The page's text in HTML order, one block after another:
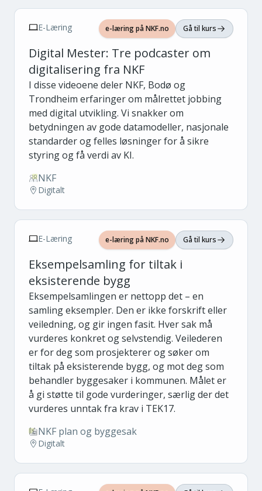
E-Læring e-læring på NKF.no Gå til kurs
Digital Mester: Tre podcaster om
digitalisering fra NKF
I disse videoene deler NKF, Bodø og
Trondheim erfaringer om målrettet jobbing
med digital utvikling. Vi snakker om
betydningen av gode datamodeller, nasjonale
standarder og felles løsninger for å sikre
styring og få verdi av KI.
NKF
Digitalt
E-Læring e-læring på NKF.no Gå til kurs
Eksempelsamling for tiltak i
eksisterende bygg
Eksempelsamlingen er nettopp det – en
samling eksempler. Den er ikke forskrift eller
veiledning, og gir ingen fasit. Hver sak må
vurderes konkret og selvstendig. Veilederen
er for deg som prosjekterer og søker om
tiltak på eksisterende bygg, og mot deg som
behandler byggesaker i kommunen. Målet er
å gi støtte til gode vurderinger, særlig der det
vurderes unntak fra krav i TEK17.
NKF plan og byggesak
Digitalt